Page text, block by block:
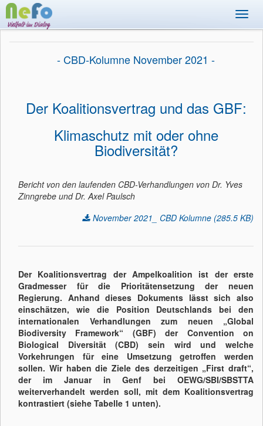
- CBD-Kolumne November 2021 -
Der Koalitionsvertrag und das GBF:
Klimaschutz mit oder ohne
Biodiversität?
Bericht von den laufenden CBD-Verhandlungen von Dr. Yves
Zinngrebe und Dr. Axel Paulsch
November 2021_ CBD Kolumne (285.5 KB)
Der Koalitionsvertrag der Ampelkoalition ist der erste
Gradmesser für die Prioritätensetzung der neuen
Regierung. Anhand dieses Dokuments lässt sich also
einschätzen, wie die Position Deutschlands bei den
internationalen Verhandlungen zum neuen „Global
Biodiversity Framework“ (GBF) der Convention on
Biological Diversität (CBD) sein wird und welche
Vorkehrungen für eine Umsetzung getroffen werden
sollen. Wir haben die Ziele des derzeitigen „First draft“,
der im Januar in Genf bei OEWG/SBI/SBSTTA
weiterverhandelt werden soll, mit dem Koalitionsvertrag
kontrastiert (siehe Tabelle 1 unten).